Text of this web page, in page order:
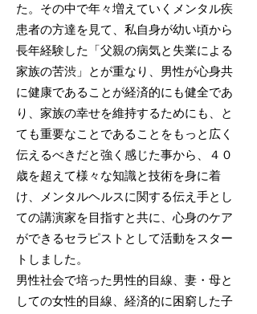
た。その中で年々増えていくメンタル疾
患者の方達を見て、私自身が幼い頃から
長年経験した「父親の病気と失業による
家族の苦渋」とが重なり、男性が心身共
に健康であることが経済的にも健全であ
り、家族の幸せを維持するためにも、と
ても重要なことであることをもっと広く
伝えるべきだと強く感じた事から、４０
歳を超えて様々な知識と技術を身に着
け、メンタルヘルスに関する伝え手とし
ての講演家を目指すと共に、心身のケア
ができるセラピストとして活動をスター
トしました。
​男性社会で培った男性的目線、妻・母と
しての女性的目線、経済的に困窮した子